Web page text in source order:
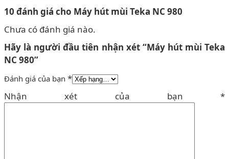
10 đánh giá cho Máy hút mùi Teka NC 980
Chưa có đánh giá nào.
Hãy là người đầu tiên nhận xét “Máy hút mùi Teka
NC 980”
Đánh giá của bạn *
Nhận xét của bạn *